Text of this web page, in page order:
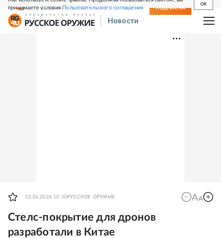
принимаете условияПользовательского соглашения
OK
СВЕЖИЙ НОМЕР ПОДПИСКА
Новости
02.06.2026 10:50 РУССКОЕ ОРУЖИЕ
Стелс-покрытие для дронов
разработали в Китае